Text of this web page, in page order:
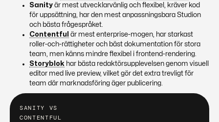
Sanity är mest utvecklarvänlig och flexibel, kräver kod
för uppsättning, har den mest anpassningsbara Studion
och bästa frågespråket.
Contentful
är mest enterprise-mogen, har starkast
roller-och-rättigheter och bäst dokumentation för stora
team, men känns mindre flexibel i frontend-rendering.
Storyblok har bästa redaktörsupplevelsen genom visuell
editor med live preview, vilket gör det extra trevligt för
team där marknadsföring äger publicering.
SANITY VS
CONTENTFUL